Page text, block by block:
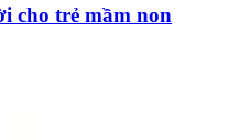
cho trẻ mầm non